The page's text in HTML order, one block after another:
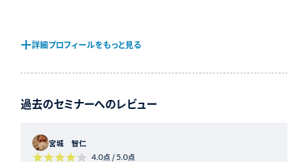
詳細プロフィールをもっと見る
過去のセミナーへのレビュー
宮城 智仁
4.0点 /5.0点